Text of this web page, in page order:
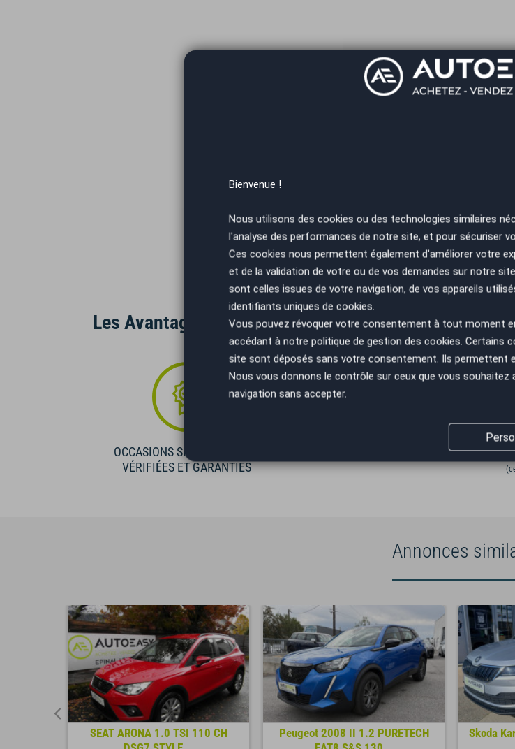
Les Avantages AutoEasy
OCCASIONS SÉLECTIONNÉES
VÉRIFIÉES ET GARANTIES
Annonces
SEAT ARONA 1.0 TSI 110 CH
Peugeot 2008 II 1.2 PURETECH
Skoda
Bienvenue !
Nous utilisons des cookies ou des technologies similaires
l'analyse des performances de notre site, et pour sécuriser
Ces cookies nous permettent également d'améliorer votre
et de la validation de votre ou de vos demandes sur notre
sont celles issues de votre navigation, de vos appareils
identifiants uniques de cookies.
Vous pouvez révoquer votre consentement à tout moment
accédant à notre politique de gestion des cookies. Certains
site sont déposés sans votre consentement. Ils permettent
Nous vous donnons le contrôle sur ceux que vous
navigation sans accepter.